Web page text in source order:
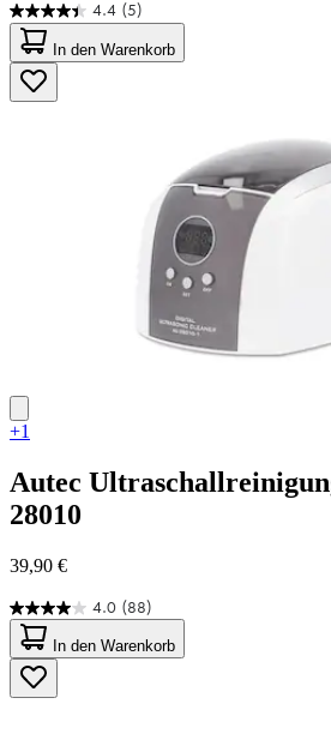
4.4 (5)
4.4
von
5
Sternen.
5
In den Warenkorb
+1
Autec
28010
39,90 €
4.0 (88)
4.0
von
5
Sternen.
88
In den Warenkorb